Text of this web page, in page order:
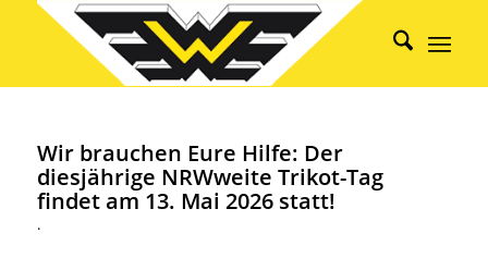
Wir brauchen Eure Hilfe: Der
diesjährige NRWweite Trikot-Tag
findet am 13. Mai 2026 statt!
.